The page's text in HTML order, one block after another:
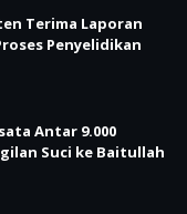
Terima Laporan
Penyelidikan
Antar 9.000
Suci ke Baitullah